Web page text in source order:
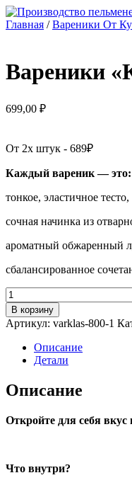
Перейти
к
Главная /Вареники От
Вареники
699,00 ₽
От 2х штук - 689₽
Каждый вареник — это:
тонкое, эластичное
сочная начинка из
ароматный обжаренный
сбалансированное
Количество
товара
Вареники
«Классические
картошкой
луком»
800гр.
В корзину
Артикул: varklas-800-1
Описание
Детали
Описание
Откройте для себя
Что внутри?